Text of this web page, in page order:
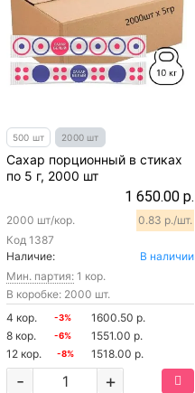
500 шт 2000 шт
Сахар порционный в стиках
по 5 г, 2000 шт
1 650.00 р.
Код 1387
2000 шт/кор. 0.83 р./шт.
Наличие:
В наличии
Мин. партия: 1 кор.
В коробке: 2000 шт.
4 кор.
-3%
1600.50 р.
8 кор.
-6%
1551.00 р.
12 кор.
-8% 1518.00 р.
+
-